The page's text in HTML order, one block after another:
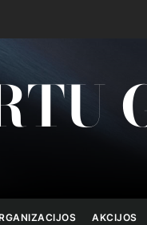
AKCIJOS